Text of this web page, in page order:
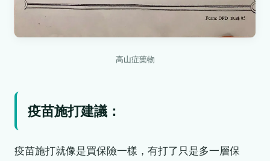
高山症藥物
疫苗施打建議：
疫苗施打就像是買保險一樣，有打了只是多一層保